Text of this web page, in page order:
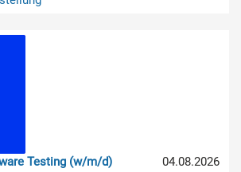
04.08.2026
Testing (w/m/d)